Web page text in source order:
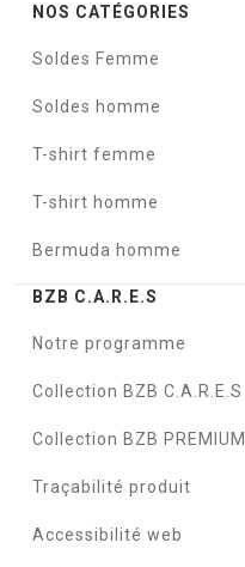
NOS CATÉGORIES
Soldes Femme
Soldes homme
T-shirt femme
T-shirt homme
Bermuda homme
BZB C.A.R.E.S
Notre programme
Collection BZB C.A.R.E.S
Collection BZB PREMIUM
Traçabilité produit
Accessibilité web